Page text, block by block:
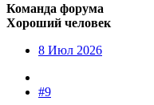
Команда форума
Хороший человек
8 Июл 2026
#9